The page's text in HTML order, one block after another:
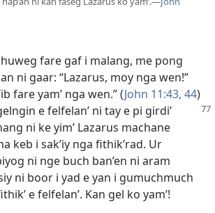
fare gaf i malang, me pong
ni gaar: “Lazarus, moy nga wen!”
fare yam’ nga wen.” (John 11:43, 44)
e felfelan’ ni tay e pi girdi’
ni ke yim’ Lazarus machane
keb i sak’iy nga fithik’rad. Ur
ni nge buch ban’en ni aram
ni boor i yad e yan i gumuchmuch
e felfelan’. Kan gel ko yam’!